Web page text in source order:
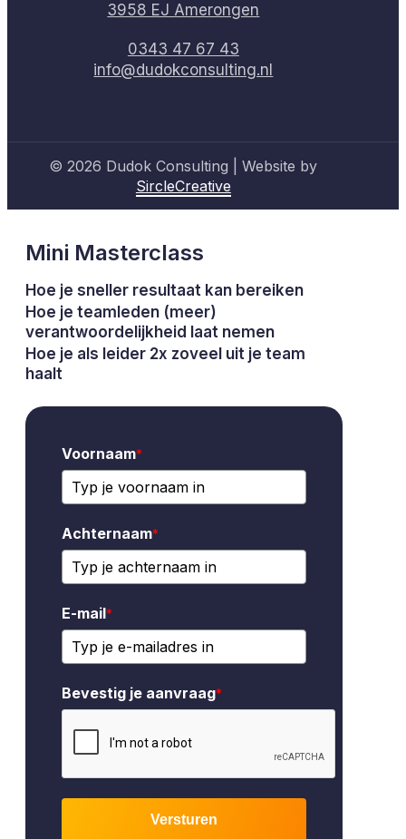
3958 EJ Amerongen
0343 47 67 43
info@dudokconsulting.nl
© 2026 Dudok Consulting | Website by
SircleCreative
Mini Masterclass
Hoe je sneller resultaat kan bereiken
Hoe je teamleden (meer)
verantwoordelijkheid laat nemen
Hoe je als leider 2x zoveel uit je team
haalt
Voornaam*
Achternaam*
E-mail*
Bevestig je aanvraag*
Versturen